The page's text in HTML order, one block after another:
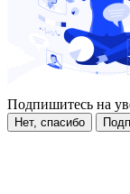
Подпишитесь на
Нет, спасибо